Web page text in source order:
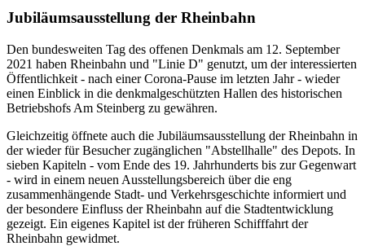
Jubiläumsausstellung der Rheinbahn
Den bundesweiten Tag des offenen Denkmals am 12. September
2021 haben Rheinbahn und "Linie D" genutzt, um der interessierten
Öffentlichkeit - nach einer Corona-Pause im letzten Jahr - wieder
einen Einblick in die denkmalgeschützten Hallen des historischen
Betriebshofs Am Steinberg zu gewähren.
Gleichzeitig öffnete auch die Jubiläumsausstellung der Rheinbahn in
der wieder für Besucher zugänglichen "Abstellhalle" des Depots. In
sieben Kapiteln - vom Ende des 19. Jahrhunderts bis zur Gegenwart
- wird in einem neuen Ausstellungsbereich über die eng
zusammenhängende Stadt- und Verkehrsgeschichte informiert und
der besondere Einfluss der Rheinbahn auf die Stadtentwicklung
gezeigt. Ein eigenes Kapitel ist der früheren Schifffahrt der
Rheinbahn gewidmet.